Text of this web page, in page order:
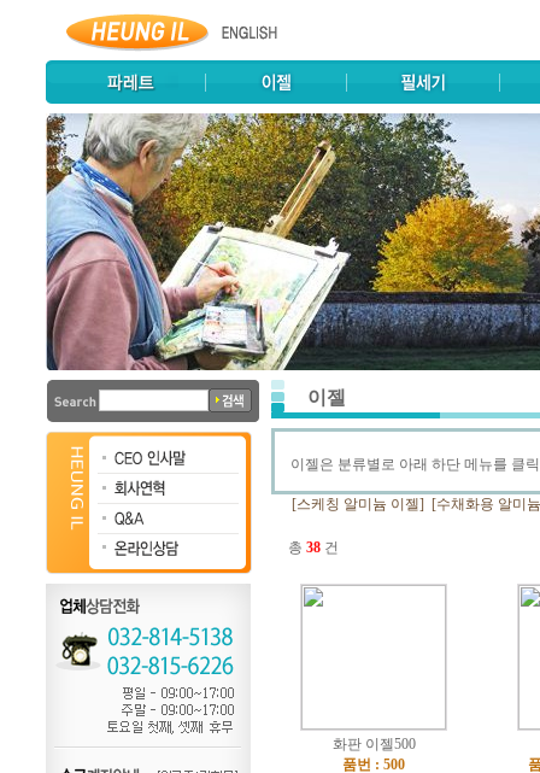
이젤
이젤은 분류별로 아래 하단 메뉴를 클
[스케칭 알미늄 이젤] [수채화용 알미
총 38 건
화판 이젤500
품번 : 500